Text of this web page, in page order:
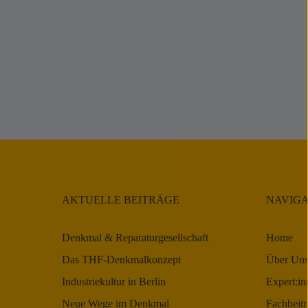
AKTUELLE BEITRÄGE
Denkmal & Reparaturgesellschaft
Das THF-Denkmalkonzept
Industriekultur in Berlin
Neue Wege im Denkmal
Home
Über Uns